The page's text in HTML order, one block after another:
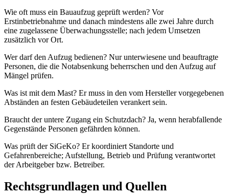
Wie oft muss ein Bauaufzug geprüft werden? Vor
Erstinbetriebnahme und danach mindestens alle zwei Jahre durch
eine zugelassene Überwachungsstelle; nach jedem Umsetzen
zusätzlich vor Ort.
Wer darf den Aufzug bedienen? Nur unterwiesene und beauftragte
Personen, die die Notabsenkung beherrschen und den Aufzug auf
Mängel prüfen.
Was ist mit dem Mast? Er muss in den vom Hersteller vorgegebenen
Abständen an festen Gebäudeteilen verankert sein.
Braucht der untere Zugang ein Schutzdach? Ja, wenn herabfallende
Gegenstände Personen gefährden können.
Was prüft der SiGeKo? Er koordiniert Standorte und
Gefahrenbereiche; Aufstellung, Betrieb und Prüfung verantwortet
der Arbeitgeber bzw. Betreiber.
Rechtsgrundlagen und Quellen